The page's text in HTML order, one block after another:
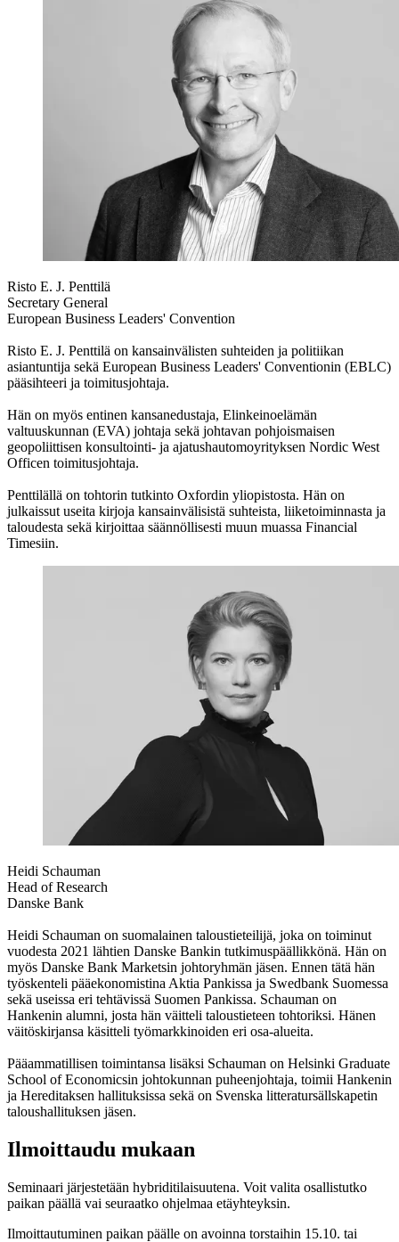
Risto E. J. Penttilä
Secretary General
European Business Leaders' Convention
Risto E. J. Penttilä on kansainvälisten suhteiden ja politiikan
asiantuntija sekä European Business Leaders' Conventionin (EBLC)
pääsihteeri ja toimitusjohtaja.
Hän on myös entinen kansanedustaja, Elinkeinoelämän
valtuuskunnan (EVA) johtaja sekä johtavan pohjoismaisen
geopoliittisen konsultointi- ja ajatushautomoyrityksen Nordic West
Officen toimitusjohtaja.
Penttilällä on tohtorin tutkinto Oxfordin yliopistosta. Hän on
julkaissut useita kirjoja kansainvälisistä suhteista, liiketoiminnasta ja
taloudesta sekä kirjoittaa säännöllisesti muun muassa Financial
Timesiin.
Heidi Schauman
Head of Research
Danske Bank
Heidi Schauman on suomalainen taloustieteilijä, joka on toiminut
vuodesta 2021 lähtien Danske Bankin tutkimuspäällikkönä. Hän on
myös Danske Bank Marketsin johtoryhmän jäsen. Ennen tätä hän
työskenteli pääekonomistina Aktia Pankissa ja Swedbank Suomessa
sekä useissa eri tehtävissä Suomen Pankissa. Schauman on
Hankenin alumni, josta hän väitteli taloustieteen tohtoriksi. Hänen
väitöskirjansa käsitteli työmarkkinoiden eri osa-alueita.
Pääammatillisen toimintansa lisäksi Schauman on Helsinki Graduate
School of Economicsin johtokunnan puheenjohtaja, toimii Hankenin
ja Hereditaksen hallituksissa sekä on Svenska litteratursällskapetin
taloushallituksen jäsen.
Ilmoittaudu mukaan
Seminaari järjestetään hybriditilaisuutena. Voit valita osallistutko
paikan päällä vai seuraatko ohjelmaa etäyhteyksin.
Ilmoittautuminen paikan päälle on avoinna torstaihin 15.10. tai